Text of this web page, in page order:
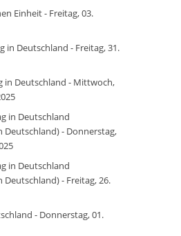
Einheit - Freitag, 03.
in Deutschland - Freitag, 31.
in Deutschland - Mittwoch,
in Deutschland
Deutschland) - Donnerstag,
in Deutschland
Deutschland) - Freitag, 26.
- Donnerstag, 01.